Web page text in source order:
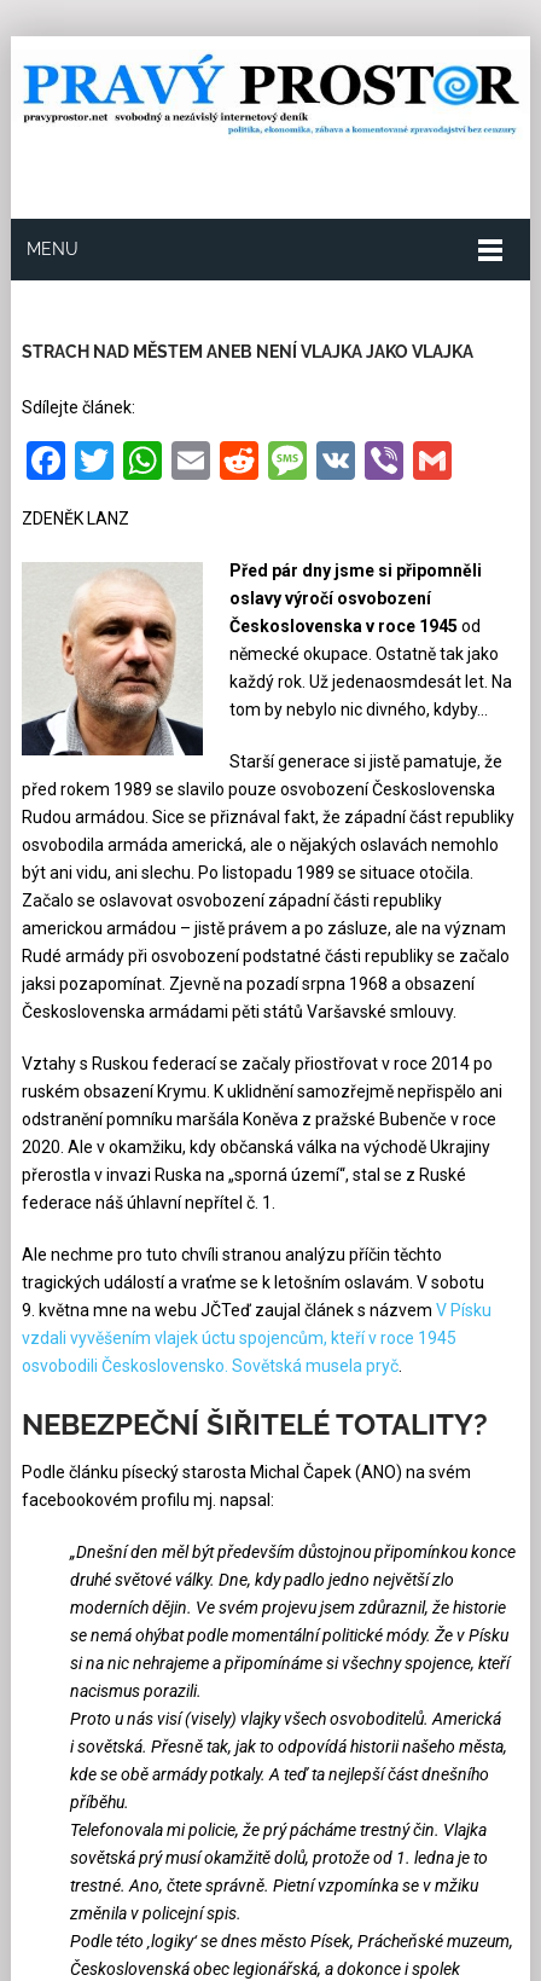
MENU
STRACH NAD MĚSTEM ANEB NENÍ VLAJKA JAKO VLAJKA
Sdílejte článek:
Facebook
Twitter
WhatsApp
EmailRedditMessage
VKViber
ZDENĚK LANZ
Před pár dny jsme si připomněli
oslavy výročí osvobození
Československa v roce 1945 od
německé okupace. Ostatně tak jako
každý rok. Už jedenaosmdesát let. Na
tom by nebylo nic divného, kdyby…
Starší generace si jistě pamatuje, že
před rokem 1989 se slavilo pouze osvobození Československa
Rudou armádou. Sice se přiznával fakt, že západní část republiky
osvobodila armáda americká, ale o nějakých oslavách nemohlo
být ani vidu, ani slechu. Po listopadu 1989 se situace otočila.
Začalo se oslavovat osvobození západní části republiky
americkou armádou – jistě právem a po zásluze, ale na význam
Rudé armády při osvobození podstatné části republiky se začalo
jaksi pozapomínat. Zjevně na pozadí srpna 1968 a obsazení
Československa armádami pěti států Varšavské smlouvy.
Vztahy s Ruskou federací se začaly přiostřovat v roce 2014 po
ruském obsazení Krymu. K uklidnění samozřejmě nepřispělo ani
odstranění pomníku maršála Koněva z pražské Bubenče v roce
2020. Ale v okamžiku, kdy občanská válka na východě Ukrajiny
přerostla v invazi Ruska na „sporná území“, stal se z Ruské
federace náš úhlavní nepřítel č. 1.
Ale nechme pro tuto chvíli stranou analýzu příčin těchto
tragických událostí a vraťme se k letošním oslavám. V sobotu
9. května mne na webu JČTeď zaujal článek s názvem V Písku
vzdali vyvěšením vlajek úctu spojencům, kteří v roce 1945
osvobodili Československo. Sovětská musela pryč.
NEBEZPEČNÍ ŠIŘITELÉ TOTALITY?
Podle článku písecký starosta Michal Čapek (ANO) na svém
facebookovém profilu mj. napsal:
„Dnešní den měl být především důstojnou připomínkou konce
druhé světové války. Dne, kdy padlo jedno největší zlo
moderních dějin. Ve svém projevu jsem zdůraznil, že historie
se nemá ohýbat podle momentální politické módy. Že v Písku
si na nic nehrajeme a připomínáme si všechny spojence, kteří
nacismus porazili.
Proto u nás visí (visely) vlajky všech osvoboditelů. Americká
i sovětská. Přesně tak, jak to odpovídá historii našeho města,
kde se obě armády potkaly. A teď ta nejlepší část dnešního
příběhu.
Telefonovala mi policie, že prý pácháme trestný čin. Vlajka
sovětská prý musí okamžitě dolů, protože od 1. ledna je to
trestné. Ano, čtete správně. Pietní vzpomínka se v mžiku
změnila v policejní spis.
Podle této ‚logiky‘ se dnes město Písek, Prácheňské muzeum,
Československá obec legionářská, a dokonce i spolek